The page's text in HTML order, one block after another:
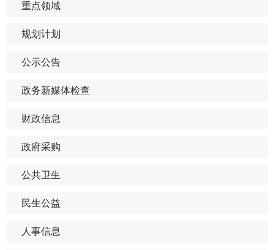
重点领域
规划计划
公示公告
政务新媒体检查
财政信息
政府采购
公共卫生
民生公益
人事信息